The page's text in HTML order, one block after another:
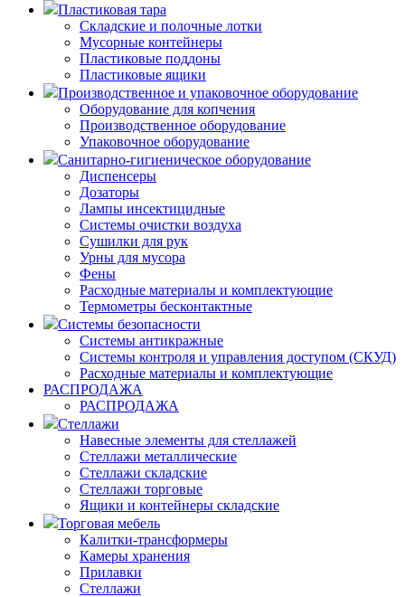
Пластиковая тара
Складские и полочные лотки
Мусорные контейнеры
Пластиковые поддоны
Пластиковые ящики
Производственное и упаковочное оборудование
Оборудование для копчения
Производственное оборудование
Упаковочное оборудование
Санитарно-гигиеническое оборудование
Диспенсеры
Дозаторы
Лампы инсектицидные
Системы очистки воздуха
Сушилки для рук
Урны для мусора
Фены
Расходные материалы и комплектующие
Термометры бесконтактные
Системы безопасности
Системы антикражные
Системы контроля и управления доступом (СКУД)
Расходные материалы и комплектующие
РАСПРОДАЖА
РАСПРОДАЖА
Стеллажи
Навесные элементы для стеллажей
Стеллажи металлические
Стеллажи складские
Стеллажи торговые
Ящики и контейнеры складские
Торговая мебель
Калитки-трансформеры
Камеры хранения
Прилавки
Стеллажи